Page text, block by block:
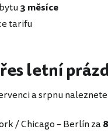
3 měsíce
tarifu
letní
a srpnu
/ Chicago – Berlín za